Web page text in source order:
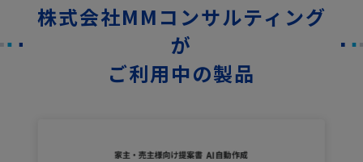
株式会社MMコンサルティング
が
ご利用中の製品